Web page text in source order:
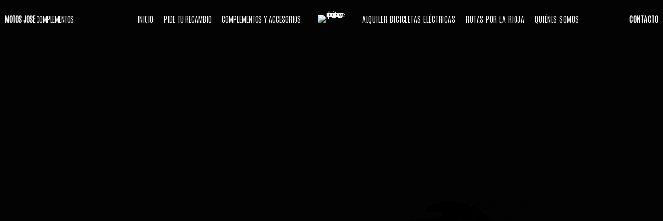
MOTOS JOSECOMPLEMENTOS INICIO PIDE TU RECAMBIO COMPLEMENTOS Y ACCESORIOS ALQUILER BICICLETAS ELÉCTRICAS RUTAS POR LA RIOJA QUIÉNES SOMOS CONTACTO